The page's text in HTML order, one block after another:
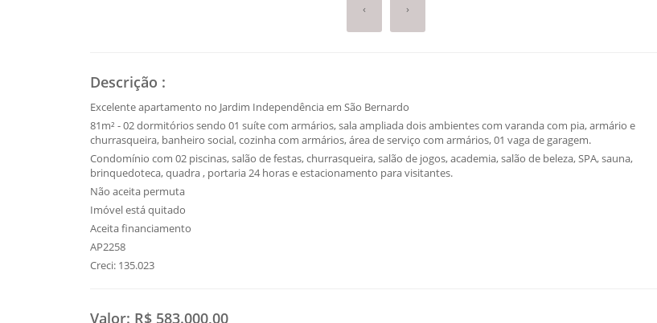
‹ ›
Descrição :
Excelente apartamento no Jardim Independência em São Bernardo
81m² - 02 dormitórios sendo 01 suíte com armários, sala ampliada dois ambientes com varanda com pia, armário e
churrasqueira, banheiro social, cozinha com armários, área de serviço com armários, 01 vaga de garagem.
Condomínio com 02 piscinas, salão de festas, churrasqueira, salão de jogos, academia, salão de beleza, SPA, sauna,
brinquedoteca, quadra , portaria 24 horas e estacionamento para visitantes.
Não aceita permuta
Imóvel está quitado
Aceita financiamento
AP2258
Creci: 135.023
Valor: R$ 583.000,00